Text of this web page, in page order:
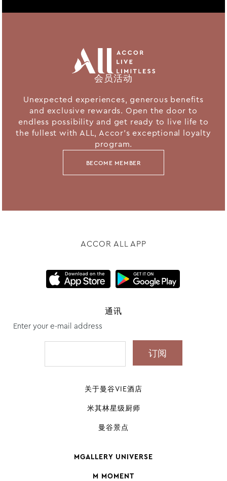
会员活动
Unexpected experiences, generous benefits
and exclusive rewards. Open the door to
endless possibility and get ready to live life to
the fullest with ALL, Accor's exceptional loyalty
program.
BECOME MEMBER
ACCOR ALL APP
通讯
Enter your e-mail address
关于曼谷VIE酒店
米其林星级厨师
曼谷景点
MGALLERY UNIVERSE
M MOMENT